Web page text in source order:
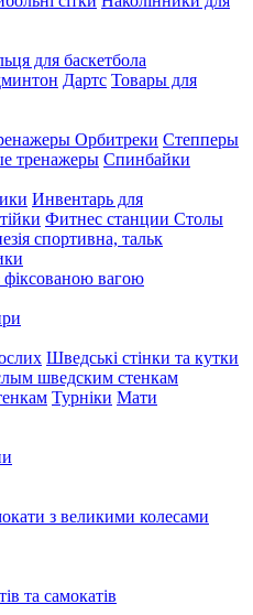
для баскетбола
Дартс Товары для
Орбитреки Степперы
тренажеры Спинбайки
Инвентарь для
Фитнес станции Столы
спортивна, тальк
фіксованою вагою
Шведські стінки та кутки
шведским стенкам
Турніки Мати
з великими колесами
та самокатів